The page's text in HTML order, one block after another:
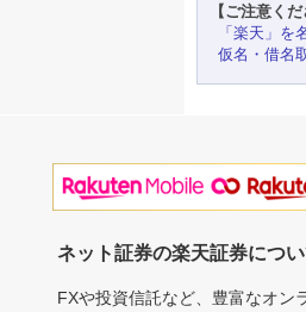
【ご注意くだ
「楽天」を
仮名・借名
ネット証券の楽天証券につ
FXや投資信託など、豊富なオン